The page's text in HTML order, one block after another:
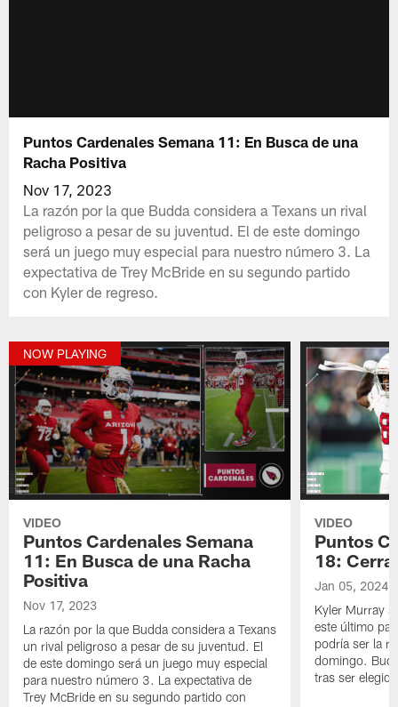
Puntos Cardenales Semana 11: En Busca de una
Racha Positiva
Nov 17, 2023
La razón por la que Budda considera a Texans un rival
peligroso a pesar de su juventud. El de este domingo
será un juego muy especial para nuestro número 3. La
expectativa de Trey McBride en su segundo partido
con Kyler de regreso.
NOW PLAYING
VIDEO
Puntos Cardenales Semana
11: En Busca de una Racha
Positiva
Nov 17, 2023
La razón por la que Budda considera a Texans
un rival peligroso a pesar de su juventud. El
de este domingo será un juego muy especial
para nuestro número 3. La expectativa de
Trey McBride en su segundo partido con
VIDEO
Puntos
18:
Jan 05, 2024
Kyler Murray
este último
podría ser la
domingo.
tras ser